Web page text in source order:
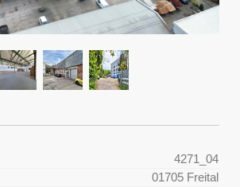
4271_04
01705 Freital